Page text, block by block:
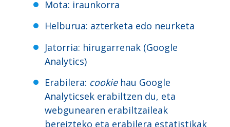
Mota: iraunkorra
Helburua: azterketa edo neurketa
Jatorria: hirugarrenak (Google
Analytics)
Erabilera: cookiehau Google
Analyticsek erabiltzen du, eta
webgunearen erabiltzaileak
bereizteko eta erabilera estatistikak